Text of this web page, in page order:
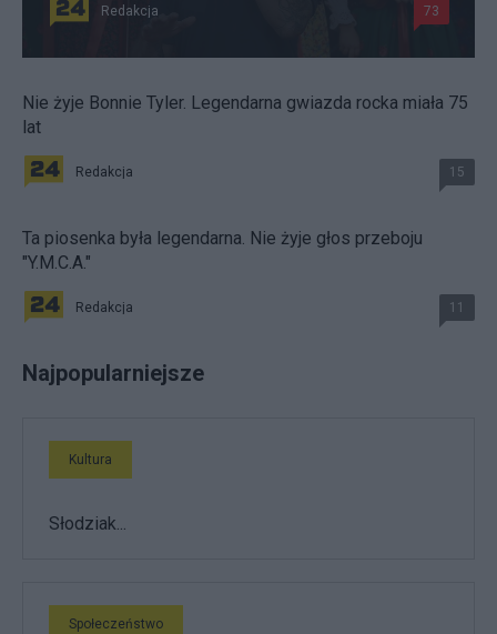
Redakcja 73
Nie żyje Bonnie Tyler. Legendarna gwiazda rocka miała 75
lat
Redakcja 15
Ta piosenka była legendarna. Nie żyje głos przeboju
"Y.M.C.A."
Redakcja 11
Najpopularniejsze
Kultura
Słodziak...
Społeczeństwo